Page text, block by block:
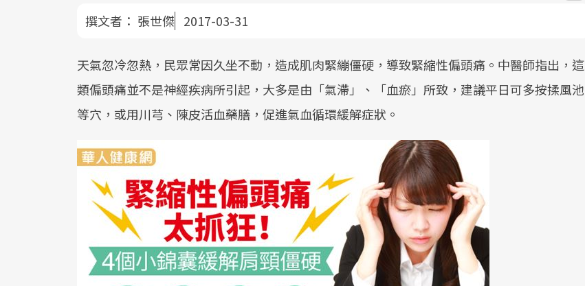
撰文者： 張世傑 2017-03-31
天氣忽冷忽熱，民眾常因久坐不動，造成肌肉緊繃僵硬，導致緊縮性偏頭痛。中醫師指出，這
類偏頭痛並不是神經疾病所引起，大多是由「氣滯」、「血瘀」所致，建議平日可多按揉風池
等穴，或用川芎、陳皮活血藥膳，促進氣血循環緩解症狀。
面對超高齡社會的浪潮，台灣正在快速
邁向「健康照護」的新時代。隨著國家
照3.0」的推進，「預防醫學」已成全民
關注的核心議題。然而，健檢不只是醫
療院所的服務，更是民眾了解自身健康
狀況、啟動健康管理的重要起點。
前往專題
2025年，就到良醫生活祭體驗「一站式
健康新生活」，從講座、體驗到運動，
前往專題
良醫健康網從「換季的身體變化」出
發，透過醫學觀點與日常感受的對話，
改善行動。
前往專題